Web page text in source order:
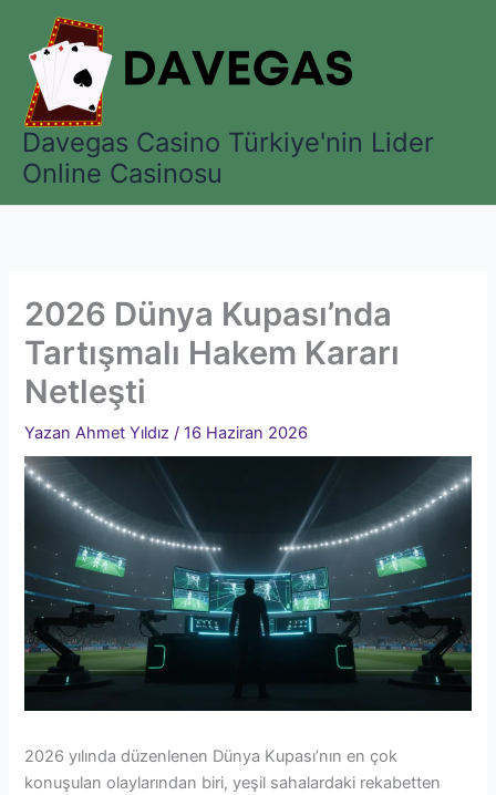
Davegas Casino Türkiye'nin Lider
Online Casinosu
2026 Dünya Kupası’nda
Tartışmalı Hakem Kararı
Netleşti
Yazan Ahmet Yıldız/16 Haziran 2026
2026 yılında düzenlenen Dünya Kupası’nın en çok
konuşulan olaylarından biri, yeşil sahalardaki rekabetten